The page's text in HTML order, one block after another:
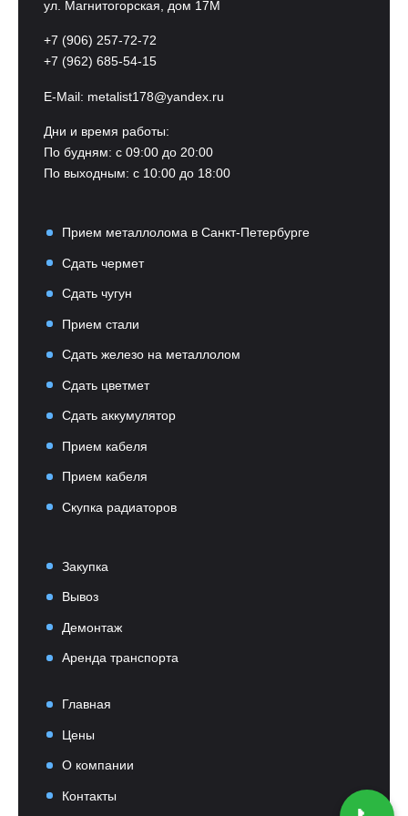
ул. Магнитогорская, дом 17М
+7 (906) 257-72-72
+7 (962) 685-54-15
E-Mail: metalist178@yandex.ru
Дни и время работы:
По будням: с 09:00 до 20:00
По выходным: с 10:00 до 18:00
Прием металлолома в Санкт-Петербурге
Сдать чермет
Сдать чугун
Прием стали
Сдать железо на металлолом
Сдать цветмет
Сдать аккумулятор
Прием кабеля
Прием кабеля
Скупка радиаторов
Закупка
Вывоз
Демонтаж
Аренда транспорта
Главная
Цены
О компании
Контакты